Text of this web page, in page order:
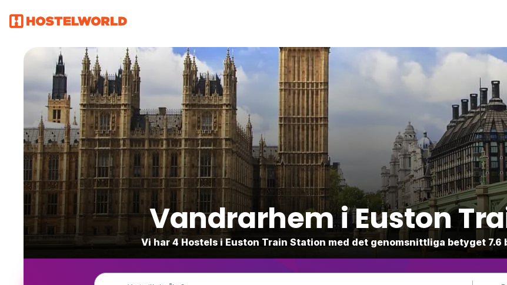
Vandrarhem i Euston
Vi har 4 Hostels i Euston Train Station med det genomsnittliga betyget 7.6